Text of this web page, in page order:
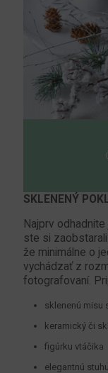
SKLENENÝ
Najprv
ste si
že minimálne o
vychádzať z
fotografovaní.
sklenenú misu
keramický či
figúrku vtáčika
elegantnú stuhu